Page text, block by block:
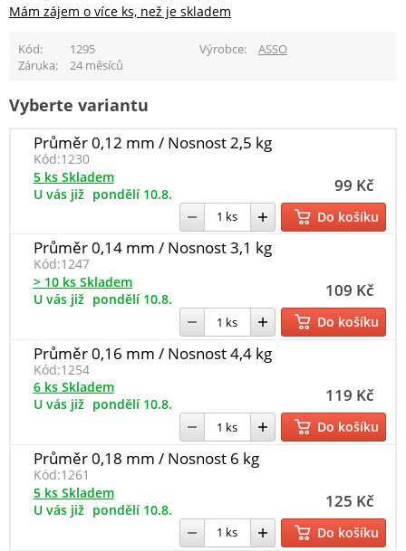
Mám zájem o více ks, než je skladem
Kód 1295 Výrobce
ASSO
Záruka
24 měsíců
Vyberte variantu
Průměr 0,12 mm / Nosnost 2,5 kg
Kód:1230
99 Kč
5 ks Skladem
U vás již pondělí 10.8.
Do košíku
Průměr 0,14 mm / Nosnost 3,1 kg
Kód:1247
109 Kč
> 10 ks Skladem
U vás již pondělí 10.8.
Do košíku
Průměr 0,16 mm / Nosnost 4,4 kg
Kód:1254
119 Kč
6 ks Skladem
U vás již pondělí 10.8.
Do košíku
Průměr 0,18 mm / Nosnost 6 kg
Kód:1261
125 Kč
5 ks Skladem
U vás již pondělí 10.8.
Do košíku